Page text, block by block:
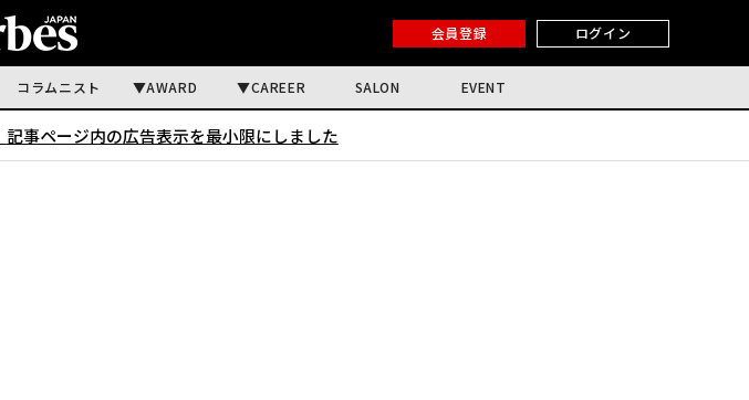
会員登録 ログイン
コラムニスト AWARD CAREER SALON EVENT
記事ページ内の広告表示を最小限にしました